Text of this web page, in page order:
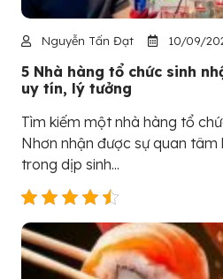
Nguyễn Tấn Đạt 10/09/
5 Nhà hàng tổ chức sinh
uy tín, lý tưởng
Tìm kiếm một nhà hàng tổ
Nhơn nhận được sự quan tâm
trong dịp sinh...